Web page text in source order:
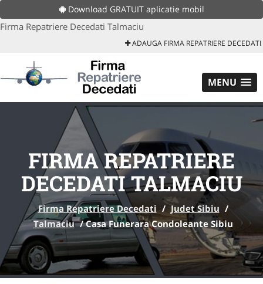
Download GRATUIT aplicatie mobil
Firma Repatriere Decedati Talmaciu
ADAUGA FIRMA REPATRIERE DECEDATI
MENU
FIRMA REPATRIERE
DECEDATI TALMACIU
Firma Repatriere Decedati / Judet Sibiu /
Talmaciu /Casa Funerara Condoleante Sibiu